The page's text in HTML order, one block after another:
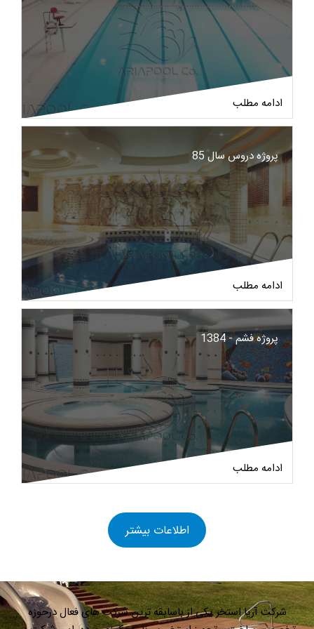
ادامه مطلب
پروژه دروس سال 85
ادامه مطلب
پروژه فشم - 1384
ادامه مطلب
اطلاعات بیشتر
شرکت آریا استخر یکی از باسابقه ترین شرکت های فعال درحوزه